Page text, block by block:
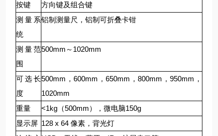
按键
方向键及组合键
测量系
统
铝制测量尺，铝制可折叠卡钳
测量范
围
500mm～1020mm
可选长
度
500mm，600mm，650mm，800mm，950mm，
1020mm
重量
<1kg（500mm），微电脑150g
显示屏 128 x 64 像素，背光灯